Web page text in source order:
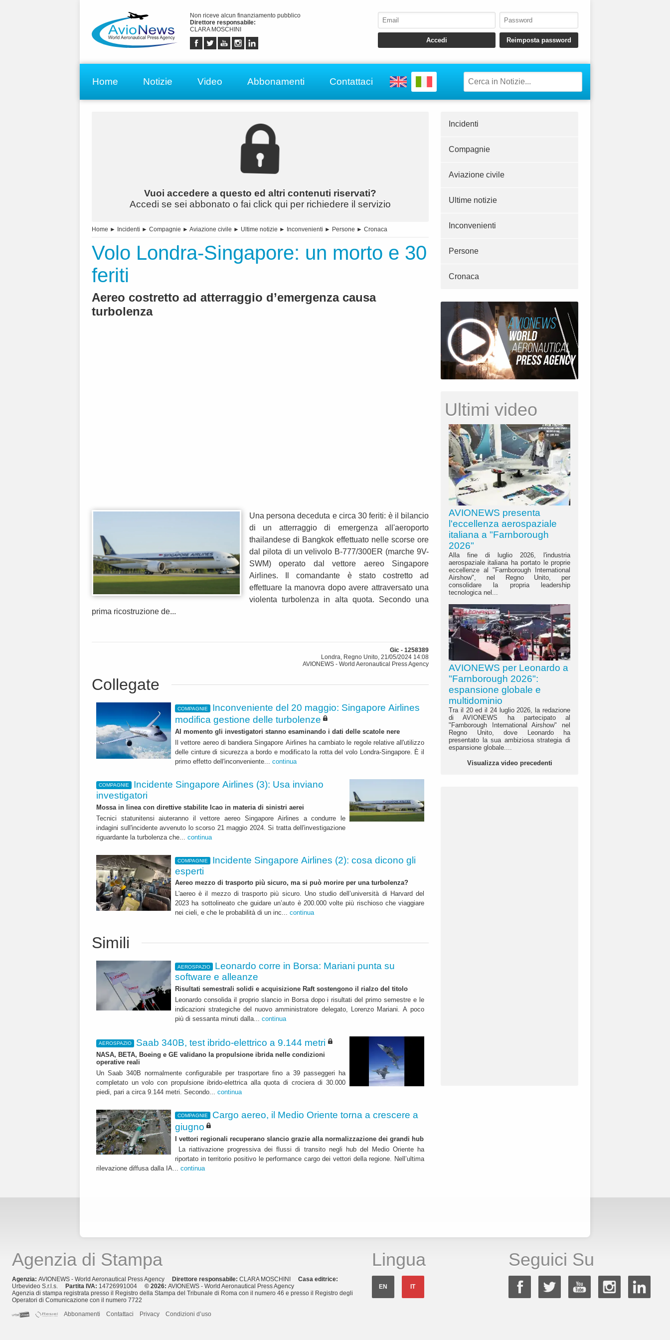
Non riceve alcun finanziamento pubblico
Direttore responsabile:
CLARA MOSCHINI
Home Notizie Video Abbonamenti Contattaci
Vuoi accedere a questo ed altri contenuti riservati?
Accedi se sei abbonato o fai click qui per richiedere il servizio
Home ► Incidenti ► Compagnie ► Aviazione civile ► Ultime notizie ► Inconvenienti ► Persone ► Cronaca
Volo Londra-Singapore: un morto e 30
feriti
Aereo costretto ad atterraggio d’emergenza causa
turbolenza
Una persona deceduta e circa 30 feriti: è il bilancio
di un atterraggio di emergenza all'aeroporto
thailandese di Bangkok effettuato nelle scorse ore
dal pilota di un velivolo B-777/300ER (marche 9V-
SWM) operato dal vettore aereo Singapore
Airlines. Il comandante è stato costretto ad
effettuare la manovra dopo avere attraversato una
violenta turbolenza in alta quota. Secondo una
prima ricostruzione de...
Gic - 1258389
Londra, Regno Unito, 21/05/2024 14:08
AVIONEWS - World Aeronautical Press Agency
Collegate
COMPAGNIE
Inconveniente del 20 maggio: Singapore Airlines
modifica gestione delle turbolenze
Al momento gli investigatori stanno esaminando i dati delle scatole nere
Il vettore aereo di bandiera Singapore Airlines ha cambiato le regole relative all'utilizzo
delle cinture di sicurezza a bordo e modificato la rotta del volo Londra-Singapore. È il
primo effetto dell'inconveniente... continua
COMPAGNIE
Incidente Singapore Airlines (3): Usa inviano
investigatori
Mossa in linea con direttive stabilite Icao in materia di sinistri aerei
Tecnici statunitensi aiuteranno il vettore aereo Singapore Airlines a condurre le
indagini sull'incidente avvenuto lo scorso 21 maggio 2024. Si tratta dell'investigazione
riguardante la turbolenza che... continua
COMPAGNIE
Incidente Singapore Airlines (2): cosa dicono gli
esperti
Aereo mezzo di trasporto più sicuro, ma si può morire per una turbolenza?
L'aereo è il mezzo di trasporto più sicuro. Uno studio dell’università di Harvard del
2023 ha sottolineato che guidare un’auto è 200.000 volte più rischioso che viaggiare
nei cieli, e che le probabilità di un inc... continua
Simili
AEROSPAZIO
Leonardo corre in Borsa: Mariani punta su
software e alleanze
Risultati semestrali solidi e acquisizione Raft sostengono il rialzo del titolo
Leonardo consolida il proprio slancio in Borsa dopo i risultati del primo semestre e le
indicazioni strategiche del nuovo amministratore delegato, Lorenzo Mariani. A poco
più di sessanta minuti dalla... continua
AEROSPAZIO Saab 340B, test ibrido-elettrico a 9.144 metri
NASA, BETA, Boeing e GE validano la propulsione ibrida nelle condizioni
operative reali
Un Saab 340B normalmente configurabile per trasportare fino a 39 passeggeri ha
completato un volo con propulsione ibrido-elettrica alla quota di crociera di 30.000
piedi, pari a circa 9.144 metri. Secondo... continua
COMPAGNIE
Cargo aereo, il Medio Oriente torna a crescere a
giugno
I vettori regionali recuperano slancio grazie alla normalizzazione dei grandi hub
La riattivazione progressiva dei flussi di transito negli hub del Medio Oriente ha
riportato in territorio positivo le performance cargo dei vettori della regione. Nell’ultima
rilevazione diffusa dalla IA... continua
Incidenti
Compagnie
Aviazione civile
Ultime notizie
Inconvenienti
Persone
Cronaca
Ultimi video
AVIONEWS presenta
l'eccellenza aerospaziale
italiana a "Farnborough
2026"
Alla fine di luglio 2026, l'industria
aerospaziale italiana ha portato le proprie
eccellenze al "Farnborough International
Airshow", nel Regno Unito, per
consolidare la propria leadership
tecnologica nel...
AVIONEWS per Leonardo a
"Farnborough 2026":
espansione globale e
multidominio
Tra il 20 ed il 24 luglio 2026, la redazione
di AVIONEWS ha partecipato al
"Farnborough International Airshow" nel
Regno Unito, dove Leonardo ha
presentato la sua ambiziosa strategia di
espansione globale....
Visualizza video precedenti
Agenzia di Stampa
Agenzia: AVIONEWS - World Aeronautical Press Agency Direttore responsabile: CLARA MOSCHINI Casa editrice:
Urbevideo S.r.l.s.
Partita IVA: 14726991004 © 2026: AVIONEWS - World Aeronautical Press Agency
Agenzia di stampa registrata presso il Registro della Stampa del Tribunale di Roma con il numero 46 e presso il Registro degli
Operatori di Comunicazione con il numero 7722
Abbonamenti
Contattaci Privacy Condizioni d’uso
Lingua
EN IT
Seguici Su